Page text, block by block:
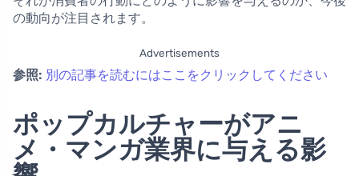
の動向が注目されます。
Advertisements
参照: 別の記事を読むにはここをクリックしてください
ポップカルチャーがアニ
メ・マンガ業界に与える影